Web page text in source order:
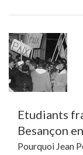
Etudiants
Besançon
Pourquoi Jean